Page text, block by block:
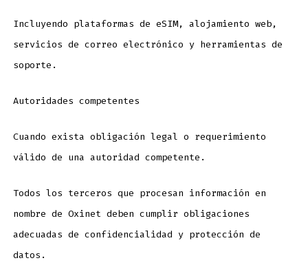
Incluyendo plataformas de eSIM, alojamiento web,
servicios de correo electrónico y herramientas de
soporte.
Autoridades competentes
Cuando exista obligación legal o requerimiento
válido de una autoridad competente.
Todos los terceros que procesan información en
nombre de Oxinet deben cumplir obligaciones
adecuadas de confidencialidad y protección de
datos.